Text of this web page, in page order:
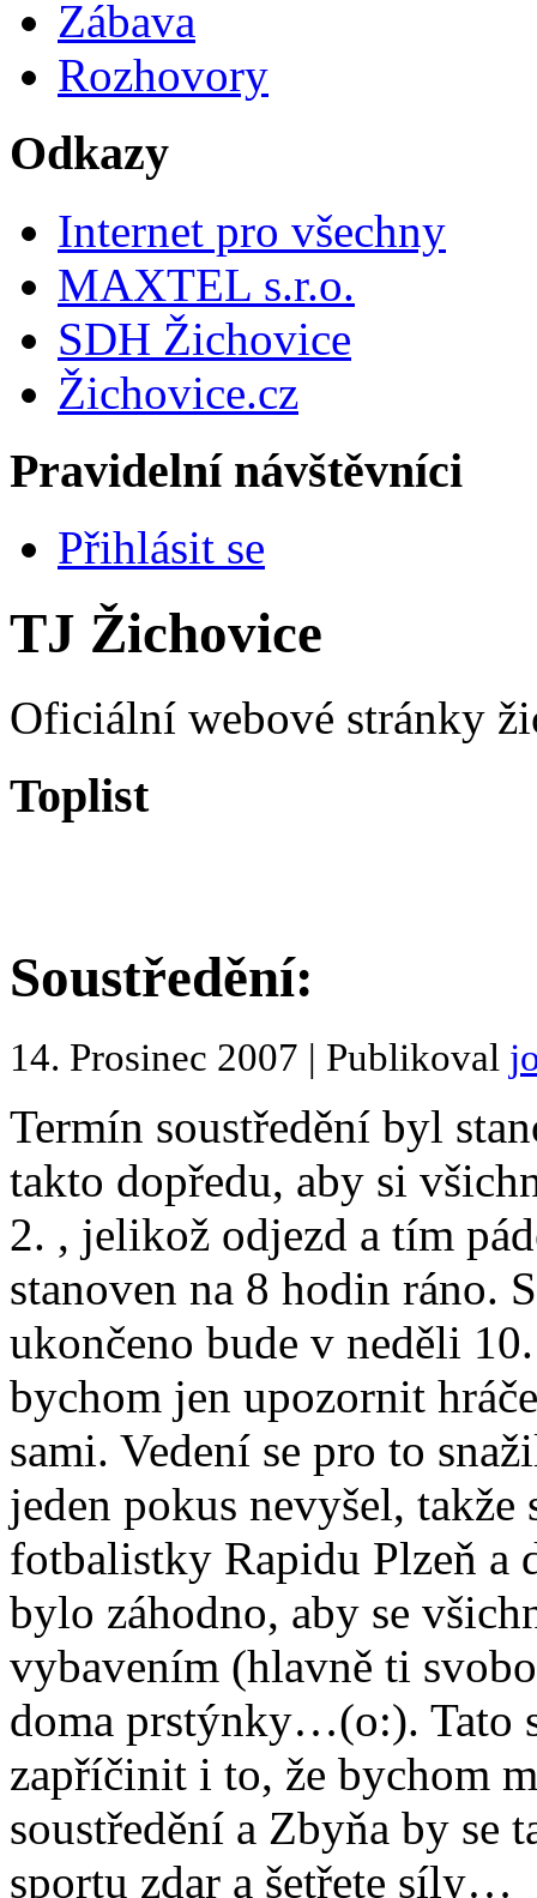
Zábava
Rozhovory
Odkazy
Internet pro všechny
MAXTEL s.r.o.
SDH Žichovice
Žichovice.cz
Pravidelní návštěvníci
Přihlásit se
TJ Žichovice
Oficiální webové stránky
Toplist
Soustředění:
14. Prosinec 2007 | Publikoval
Termín soustředění byl
takto dopředu, aby si
2. , jelikož odjezd a tím
stanoven na 8 hodin ráno.
ukončeno bude v neděli
bychom jen upozornit
sami. Vedení se pro to
jeden pokus nevyšel, takže
fotbalistky Rapidu Plzeň a
bylo záhodno, aby se
vybavením (hlavně ti
doma prstýnky…(o:). Tato
zapříčinit i to, že bychom
soustředění a Zbyňa by
sportu zdar a šetřete síly…